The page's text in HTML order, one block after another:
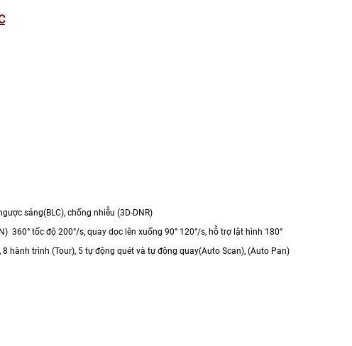
sáng(BLC), chống nhiễu (3D-DNR)
tốc độ 200°/s, quay dọc lên xuống 90° 120°/s, hỗ trợ lật hình 180°
hành trình (Tour), 5 tự động quét và tự động quay(Auto Scan), (Auto Pan)